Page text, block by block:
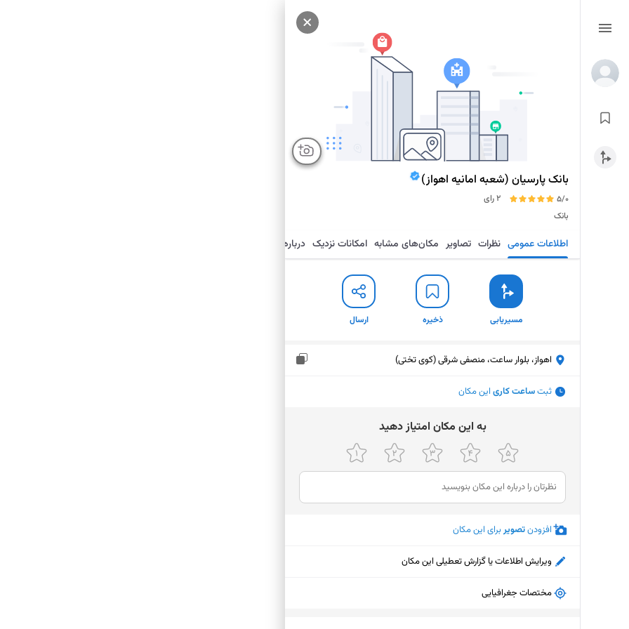
بانک پارسیان (شعبه امانیه اهواز)
5/0
2 رای
بانک
اطلاعات عمومی نظرات تصاویر مکان‌های مشابه امکانات نزدیک درباره
مسیریابی ذخیره ارسال
اهواز، بلوار ساعت، منصفی شرقی (کوی تختی)
ثبتساعت کاری این مکان
ﺑﻪ اﯾﻦ ﻣﮑﺎن اﻣﺘﯿﺎز دﻫﯿﺪ
افزودنتصویربرای این مکان
ویرایش اطلاعات یا گزارش تعطیلی این مکان
مختصات جغرافیایی